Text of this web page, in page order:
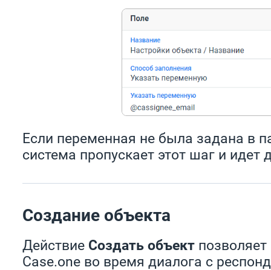
Если переменная не была задана в
система пропускает этот шаг и идет
Создание объекта
Действие Создать объект
Case.one во время диалога с